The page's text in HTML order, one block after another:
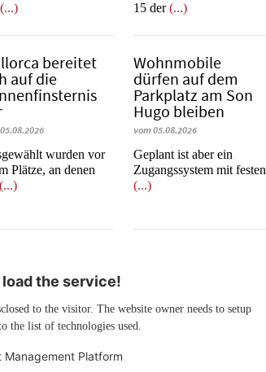
(...)
15 der(...)
bereitet
auf die
wurden vor
Plätze, an denen
(...)
Wohnmobile
dürfen auf dem
Parkplatz am Son
Hugo bleiben
vom 05.08.2026
Geplant ist aber ein
Zugangssystem mit festen
(...)
the service!
to the visitor. The website owner needs to setup
the list of technologies used.
Management Platform